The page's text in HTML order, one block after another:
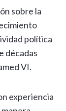
sobre la
política
décadas
VI.
experiencia